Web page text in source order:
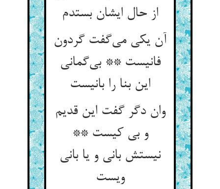
از حال ایشان بستدم
آن یکی می‌گفت گردون
فانیست ** بی‌گمانی
این بنا را بانیست
وان دگر گفت این قدیم
و بی کیست **
نیستش بانی و یا بانی
ویست